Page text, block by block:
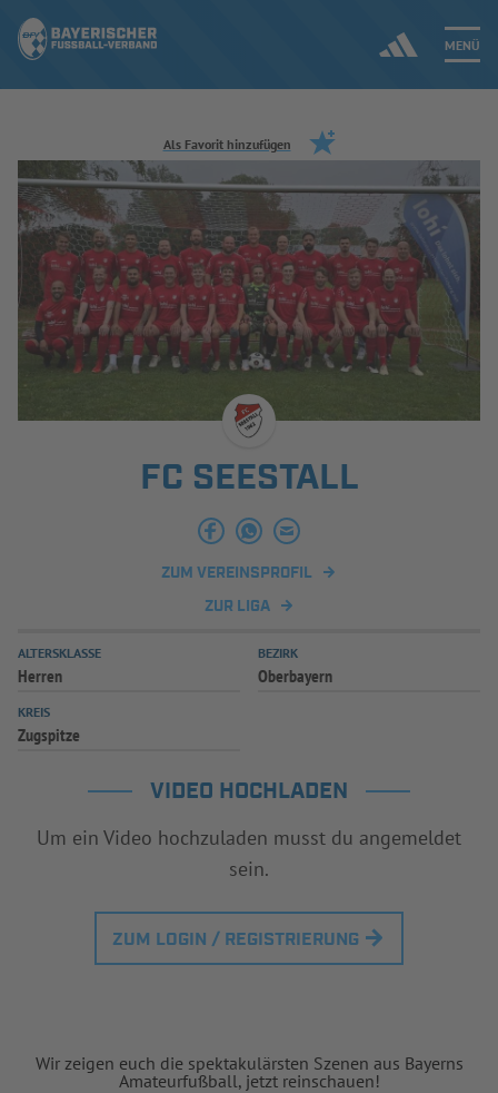
MENÜ
Jetzt einloggen
ERGEBNISSE & WETTBEWERBE
NEUIGKEITEN
SPIELBETRIEB & VERBANDSLEBEN
AUSBILDUNG & FÖRDERUNG
INFOTHEK SPIELPLUS
Als Favorit hinzufügen
FC SEESTALL
ZUM VEREINSPROFIL
ZUR LIGA
ALTERSKLASSE
Herren
BEZIRK
Oberbayern
KREIS
Zugspitze
VIDEO HOCHLADEN
Um ein Video hochzuladen musst du angemeldet
sein.
ZUM LOGIN / REGISTRIERUNG
Wir zeigen euch die spektakulärsten Szenen aus Bayerns
Amateurfußball, jetzt reinschauen!